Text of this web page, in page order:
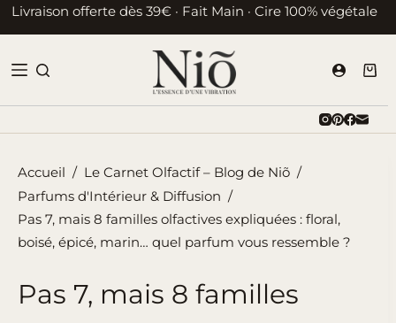
Passer
au
Livraison offerte dès 39€ · Fait Main · Cire 100% végétale
Accueil / Le Carnet Olfactif – Blog de Niõ /
Parfums d'Intérieur & Diffusion /
Pas 7, mais 8 familles olfactives expliquées : floral,
boisé, épicé, marin… quel parfum vous ressemble ?
Pas 7, mais 8 familles